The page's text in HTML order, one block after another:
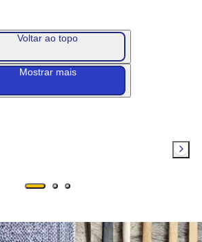
Voltar ao topo
Mostrar mais